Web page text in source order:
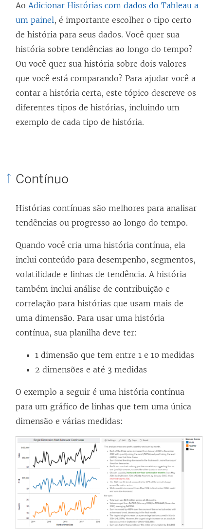
i
n
k
a
b
r
e
e
m
a
e
l
a
)
AoAdicionar Histórias com dados do Tableau a
um painel, é importante escolher o tipo certo
de história para seus dados. Você quer sua
história sobre tendências ao longo do tempo?
Ou você quer sua história sobre dois valores
que você está comparando? Para ajudar você a
contar a história certa, este tópico descreve os
diferentes tipos de histórias, incluindo um
exemplo de cada tipo de história.
Contínuo
Histórias contínuas são melhores para analisar
tendências ou progresso ao longo do tempo.
Quando você cria uma história contínua, ela
inclui conteúdo para desempenho, segmentos,
volatilidade e linhas de tendência. A história
também inclui análise de contribuição e
correlação para histórias que usam mais de
uma dimensão. Para usar uma história
contínua, sua planilha deve ter:
1 dimensão que tem entre 1 e 10 medidas
2 dimensões e até 3 medidas
O exemplo a seguir é uma história contínua
para um gráfico de linhas que tem uma única
dimensão e várias medidas: